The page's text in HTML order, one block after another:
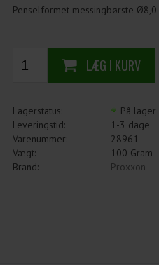
Penselformet messingbørste Ø8,0
På lager
Lagerstatus:
1-3 dage
Leveringstid:
28961
Varenummer:
100 Gram
Vægt:
Proxxon
Brand: